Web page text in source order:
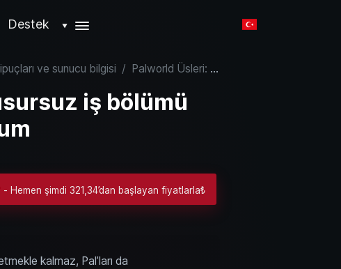
Destek ▼
ve sunucu bilgisi / Palworld Üsleri: Kusursuz iş bölümü için 7 verimli kurulum
iş bölümü
Hemen şimdi 321,34’dan başlayan fiyatlarla₺
kalmaz, Pal’ları da